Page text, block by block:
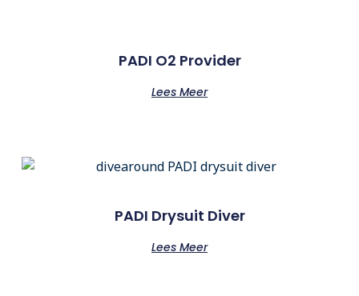
PADI O2 Provider
Lees Meer
PADI Drysuit Diver
Lees Meer